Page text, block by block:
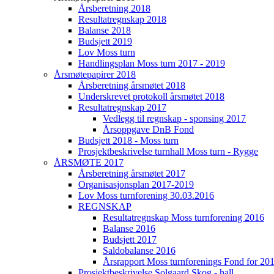
Årsberetning 2018
Resultatregnskap 2018
Balanse 2018
Budsjett 2019
Lov Moss turn
Handlingsplan Moss turn 2017 - 2019
Årsmøtepapirer 2018
Årsberetning årsmøtet 2018
Underskrevet protokoll årsmøtet 2018
Resultatregnskap 2017
Vedlegg til regnskap - sponsing 2017
Årsoppgave DnB Fond
Budsjett 2018 - Moss turn
Prosjektbeskrivelse turnhall Moss turn - Rygge
ÅRSMØTE 2017
Årsberetning årsmøtet 2017
Organisasjonsplan 2017-2019
Lov Moss turnforening 30.03.2016
REGNSKAP
Resultatregnskap Moss turnforening 2016
Balanse 2016
Budsjett 2017
Saldobalanse 2016
Årsrapport Moss turnforenings Fond for